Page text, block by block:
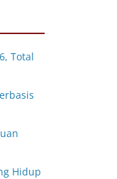
Total
Hidup